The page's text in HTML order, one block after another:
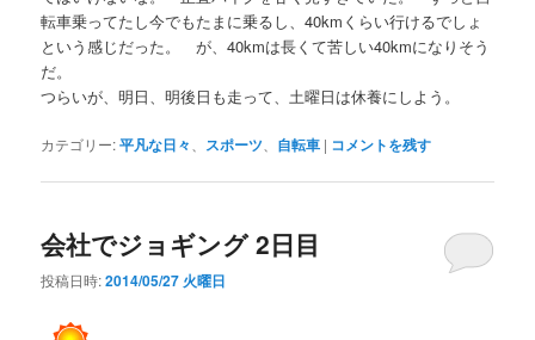
転車乗ってたし今でもたまに乗るし、40kmくらい行けるでしょ
という感じだった。 が、40kmは長くて苦しい40kmになりそう
だ。
つらいが、明日、明後日も走って、土曜日は休養にしよう。
カテゴリー:平凡な日々、 スポーツ、 自転車 | コメントを残す
会社でジョギング 2日目
投稿日時:2014/05/27 火曜日